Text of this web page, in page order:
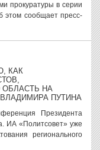
прокуратуры в серии
этом сообщает пресс-
КАК
НА
ПУТИНА
Президента
ИА «Политсовет» уже
регионального